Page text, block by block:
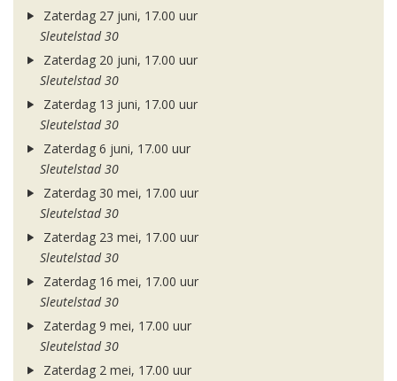
Zaterdag 27 juni, 17.00 uur
Sleutelstad 30
Zaterdag 20 juni, 17.00 uur
Sleutelstad 30
Zaterdag 13 juni, 17.00 uur
Sleutelstad 30
Zaterdag 6 juni, 17.00 uur
Sleutelstad 30
Zaterdag 30 mei, 17.00 uur
Sleutelstad 30
Zaterdag 23 mei, 17.00 uur
Sleutelstad 30
Zaterdag 16 mei, 17.00 uur
Sleutelstad 30
Zaterdag 9 mei, 17.00 uur
Sleutelstad 30
Zaterdag 2 mei, 17.00 uur